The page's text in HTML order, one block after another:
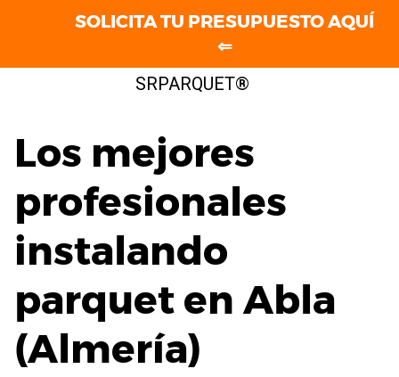
SRPARQUET®
Los mejores
profesionales
instalando
parquet en Abla
(Almería)
SOLICITA TU PRESUPUESTO AQUÍ
⇐